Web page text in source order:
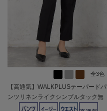
全3色
【高通気】WALKPLUSテーパードパ
ンツリネンライクシンプルタック無
地春夏【レディース】